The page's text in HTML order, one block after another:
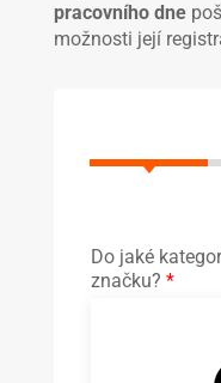
pracovního dne
možnosti její
Do jaké
značku? *